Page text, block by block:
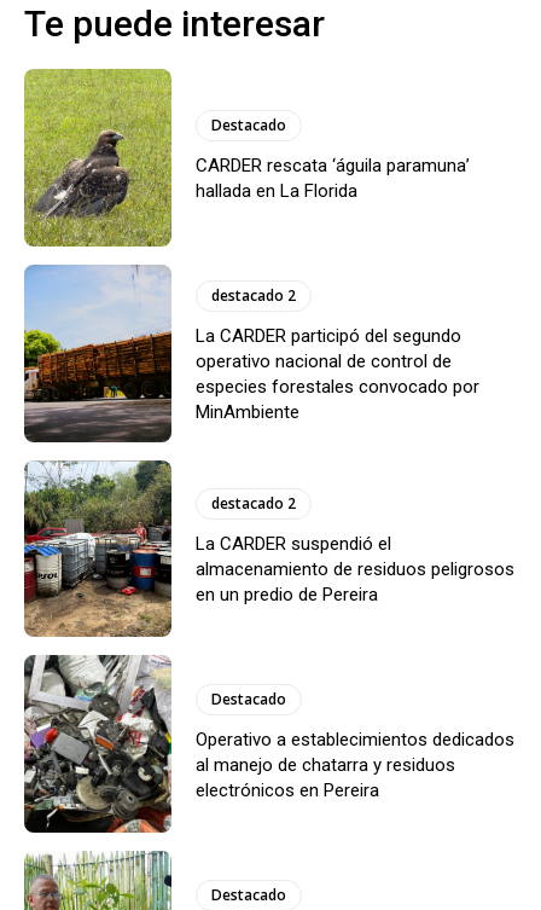
Te puede interesar
Destacado
CARDER rescata ‘águila paramuna’
hallada en La Florida
destacado 2
La CARDER participó del segundo
operativo nacional de control de
especies forestales convocado por
MinAmbiente
destacado 2
La CARDER suspendió el
almacenamiento de residuos peligrosos
en un predio de Pereira
Destacado
Operativo a establecimientos dedicados
al manejo de chatarra y residuos
electrónicos en Pereira
Destacado